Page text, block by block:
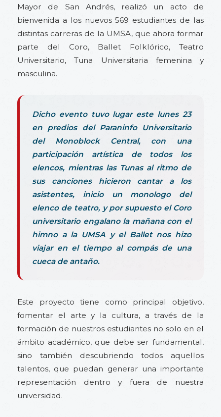
Mayor de San Andrés, realizó un acto de
bienvenida a los nuevos 569 estudiantes de las
distintas carreras de la UMSA, que ahora formar
parte del Coro, Ballet Folklórico, Teatro
Universitario, Tuna Universitaria femenina y
masculina.
Dicho evento tuvo lugar este lunes 23
en predios del Paraninfo Universitario
del Monoblock Central, con una
participación artística de todos los
elencos, mientras las Tunas al ritmo de
sus canciones hicieron cantar a los
asistentes, inicio un monologo del
elenco de teatro, y por supuesto el Coro
universitario engalano la mañana con el
himno a la UMSA y el Ballet nos hizo
viajar en el tiempo al compás de una
cueca de antaño.
Este proyecto tiene como principal objetivo,
fomentar el arte y la cultura, a través de la
formación de nuestros estudiantes no solo en el
ámbito académico, que debe ser fundamental,
sino también descubriendo todos aquellos
talentos, que puedan generar una importante
representación dentro y fuera de nuestra
universidad.